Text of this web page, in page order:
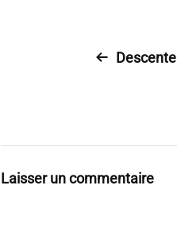
Descente
Laisser un commentaire